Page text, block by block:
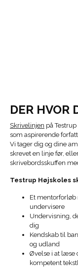
DER HVOR
Skrivelinjen på
som aspirerende
Vi tager dig og dine
skrevet en linje før,
skrivebordsskuffen
Testrup Højskoles
Et
undervisere
Undervisning,
dig
Kendskab til
og udland
Øvelse i at læse
kompetent